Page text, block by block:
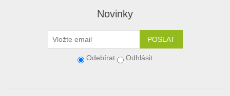
Novinky
Odebírat Odhlásit